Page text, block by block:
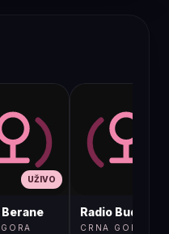
UŽIVO
Berane Radio Budva
CRNA GORA